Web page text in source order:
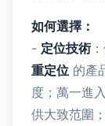
如何選擇：
- 定位技術
重定位 的產
度；萬一進
供大致范圍